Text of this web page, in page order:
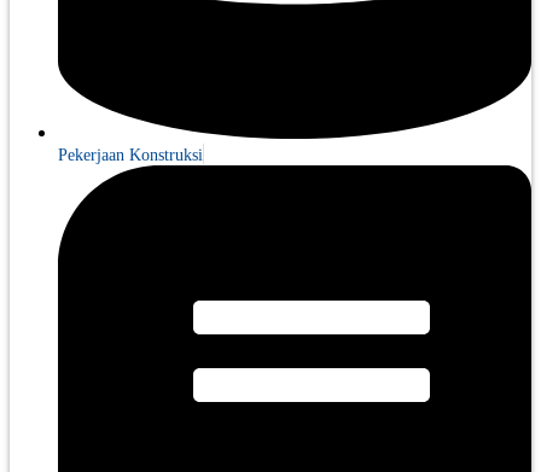
Pekerjaan Konstruksi